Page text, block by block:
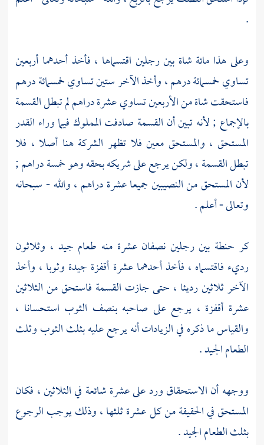
.
وعلى هذا مائة شاة بين رجلين اقتسماها ، فأخذ أحدهما أربعين
تساوي خمسمائة درهم ، وأخذ الآخر ستين تساوي خمسمائة درهم
فاستحقت شاة من الأربعين تساوي عشرة دراهم لم تبطل القسمة
بالإجماع ; لأنه تبين أن القسمة صادفت المملوك فيما وراء القدر
المستحق ، والمستحق معين فلا تظهر الشركة هنا أصلا ، فلا
تبطل القسمة ، ولكن يرجع على شريكه بحقه وهو خمسة دراهم ;
لأن المستحق من النصيبين جميعا عشرة دراهم ، والله - سبحانه
وتعالى - أعلم .
كر حنطة بين رجلين نصفان عشرة منه طعام جيد ، وثلاثون
رديء فاقتسماه ، فأخذ أحدهما عشرة أقفزة جيدة وثوبا ، وأخذ
الآخر ثلاثين رديئا ، حتى جازت القسمة فاستحق من الثلاثين
عشرة أقفزة ، يرجع على صاحبه بنصف الثوب استحسانا ،
والقياس ما ذكره في الزيادات أنه يرجع عليه بثلث الثوب وثلث
الطعام الجيد .
ووجهه أن الاستحقاق ورد على عشرة شائعة في الثلاثين ، فكان
المستحق في الحقيقة من كل عشرة ثلثها ، وذلك يوجب الرجوع
بثلث الطعام الجيد .